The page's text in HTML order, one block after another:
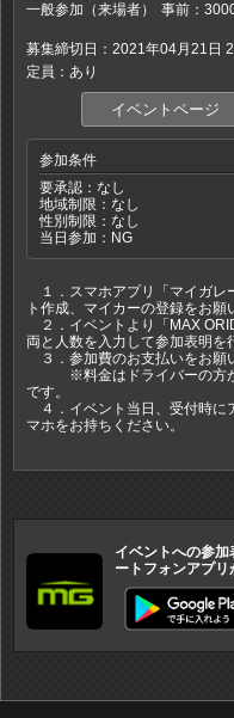
一般参加（来場者）
事前：
募集締切日：2021年04月21日
定員：あり
イベントページ
参加条件
要承認：なし
地域制限：なし
性別制限：なし
当日参加：NG
１．スマホアプリ「マイガレ
ト作成、マイカーの登録をお願
２．イベントより「MAX
両と人数を入力して参加表明を
３．参加費のお支払いをお願
※料金はドライバーの方が
です。
４．イベント当日、受付時に
マホをお持ちください。
イベントへの参
ートフォンアプリ